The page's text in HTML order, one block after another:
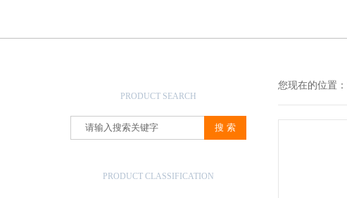
PRODUCT SEARCH
PRODUCT CLASSIFICATION
您现在的位置：